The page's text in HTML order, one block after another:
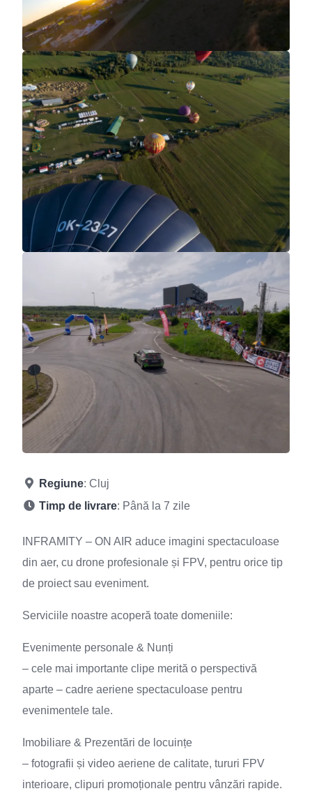
Regiune: Cluj
Timp de livrare: Până la 7 zile
INFRAMITY – ON AIR aduce imagini spectaculoase
din aer, cu drone profesionale și FPV, pentru orice tip
de proiect sau eveniment.
Serviciile noastre acoperă toate domeniile:
Evenimente personale & Nunți
– cele mai importante clipe merită o perspectivă
aparte – cadre aeriene spectaculoase pentru
evenimentele tale.
Imobiliare & Prezentări de locuințe
– fotografii și video aeriene de calitate, tururi FPV
interioare, clipuri promoționale pentru vânzări rapide.